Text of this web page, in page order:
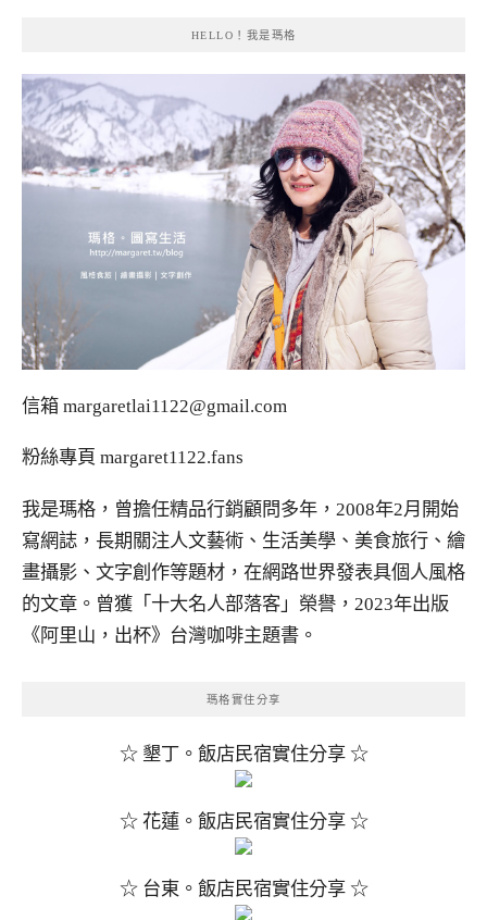
HELLO！我是瑪格
信箱 margaretlai1122@gmail.com
粉絲專頁 margaret1122.fans
我是瑪格，曾擔任精品行銷顧問多年，2008年2月開始
寫網誌，長期關注人文藝術、生活美學、美食旅行、繪
畫攝影、文字創作等題材，在網路世界發表具個人風格
的文章。曾獲「十大名人部落客」榮譽，2023年出版
《阿里山，出杯》台灣咖啡主題書。
瑪格實住分享
☆ 墾丁。飯店民宿實住分享 ☆
☆ 花蓮。飯店民宿實住分享 ☆
☆ 台東。飯店民宿實住分享 ☆